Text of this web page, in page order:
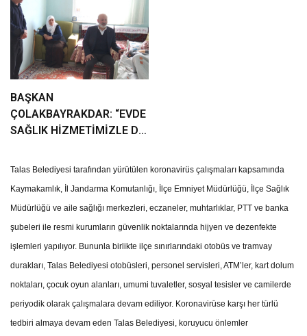
BAŞKAN
ÇOLAKBAYRAKDAR: “EVDE
SAĞLIK HİZMETİMİZLE DE
DOKUNUYORUZ”
Talas Belediyesi tarafından yürütülen koronavirüs çalışmaları kapsamında
Kaymakamlık, İl Jandarma Komutanlığı, İlçe Emniyet Müdürlüğü, İlçe Sağlık
Müdürlüğü ve aile sağlığı merkezleri, eczaneler, muhtarlıklar, PTT ve banka
şubeleri ile resmi kurumların güvenlik noktalarında hijyen ve dezenfekte
işlemleri yapılıyor. Bununla birlikte ilçe sınırlarındaki otobüs ve tramvay
durakları, Talas Belediyesi otobüsleri, personel servisleri, ATM’ler, kart dolum
noktaları, çocuk oyun alanları, umumi tuvaletler, sosyal tesisler ve camilerde
periyodik olarak çalışmalara devam ediliyor. Koronavirüse karşı her türlü
tedbiri almaya devam eden Talas Belediyesi, koruyucu önlemler